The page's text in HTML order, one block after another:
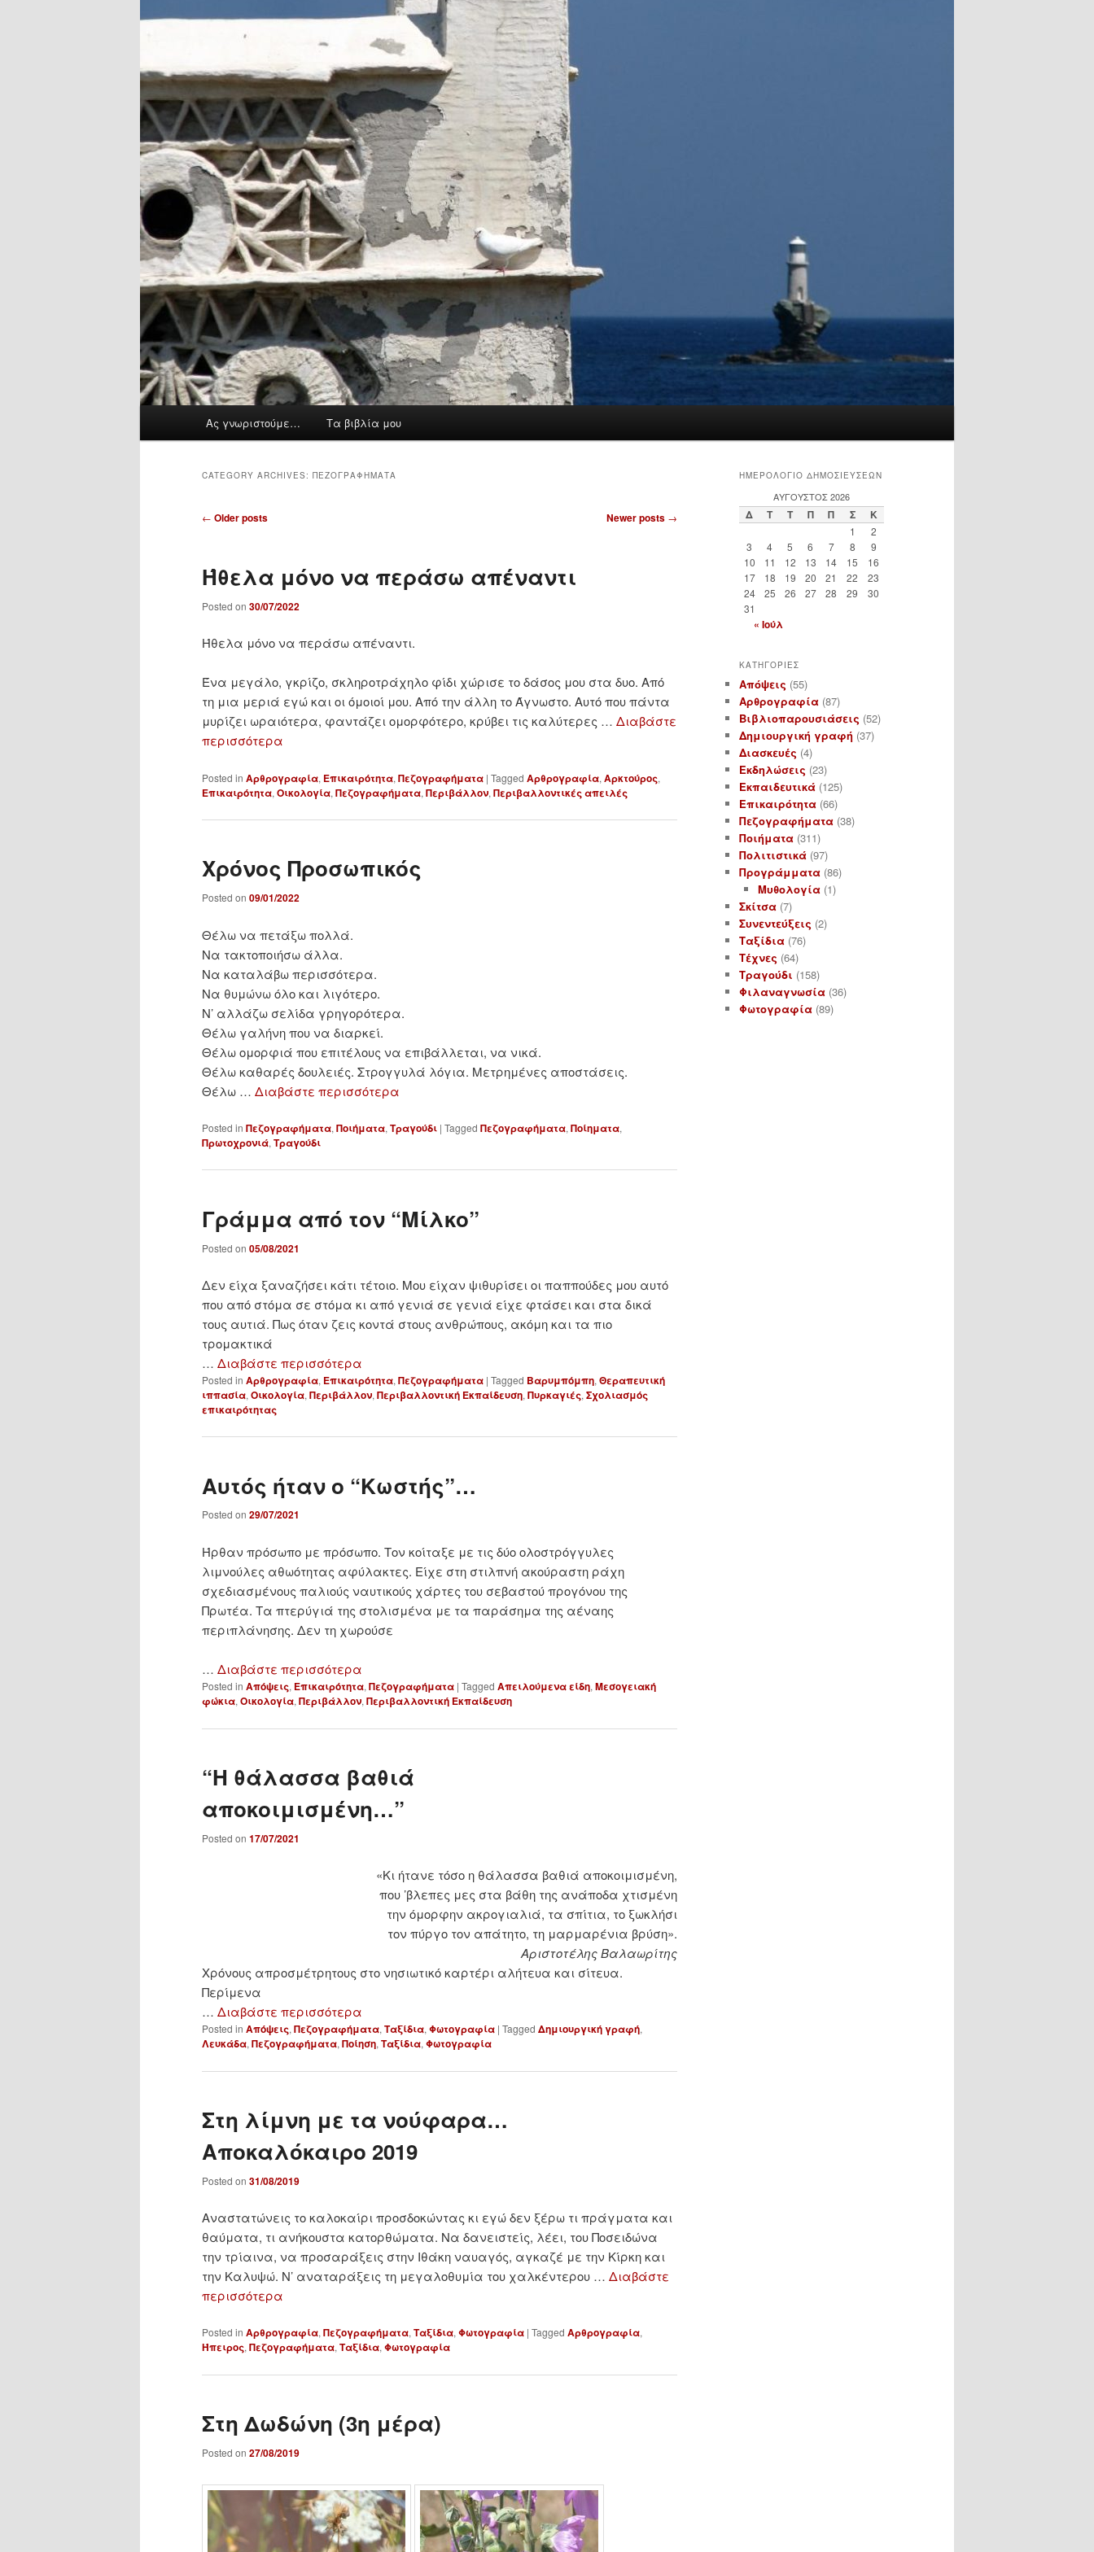
Ας γνωριστούμε… Τα βιβλία μου
CATEGORY ARCHIVES: ΠΕΖΟΓΡΑΦΉΜΑΤΑ
P
t
a
i
a
t
i
o
n
← Older posts Newer posts →
Ήθελα μόνο να περάσω απέναντι
Posted on 30/07/2022
Ήθελα μόνο να περάσω απέναντι.
Ένα μεγάλο, γκρίζο, σκληροτράχηλο φίδι χώρισε το δάσος μου στα δυο. Από
τη μια μεριά εγώ και οι όμοιοί μου. Από την άλλη το Άγνωστο. Αυτό που πάντα
μυρίζει ωραιότερα, φαντάζει ομορφότερο, κρύβει τις καλύτερες … Διαβάστε
περισσότερα
Posted in Αρθρογραφία, Επικαιρότητα, Πεζογραφήματα | Tagged Αρθρογραφία, Αρκτούρος,
Επικαιρότητα, Οικολογία, Πεζογραφήματα, Περιβάλλον, Περιβαλλοντικές απειλές
Χρόνος Προσωπικός
Posted on 09/01/2022
Θέλω να πετάξω πολλά.
Να τακτοποιήσω άλλα.
Να καταλάβω περισσότερα.
Να θυμώνω όλο και λιγότερο.
Ν’ αλλάζω σελίδα γρηγορότερα.
Θέλω γαλήνη που να διαρκεί.
Θέλω ομορφιά που επιτέλους να επιβάλλεται, να νικά.
Θέλω καθαρές δουλειές. Στρογγυλά λόγια. Μετρημένες αποστάσεις.
Θέλω … Διαβάστε περισσότερα
Posted in Πεζογραφήματα, Ποιήματα, Τραγούδι | Tagged Πεζογραφήματα, Ποίηματα,
Πρωτοχρονιά, Τραγούδι
Γράμμα από τον “Μίλκο”
Posted on 05/08/2021
Δεν είχα ξαναζήσει κάτι τέτοιο. Μου είχαν ψιθυρίσει οι παππούδες μου αυτό
που από στόμα σε στόμα κι από γενιά σε γενιά είχε φτάσει και στα δικά
τους αυτιά. Πως όταν ζεις κοντά στους ανθρώπους, ακόμη και τα πιο
τρομακτικά
… Διαβάστε περισσότερα
Posted in Αρθρογραφία, Επικαιρότητα, Πεζογραφήματα | Tagged Βαρυμπόμπη, Θεραπευτική
ιππασία, Οικολογία, Περιβάλλον, Περιβαλλοντική Εκπαίδευση, Πυρκαγιές, Σχολιασμός
επικαιρότητας
Αυτός ήταν ο “Κωστής”…
Posted on 29/07/2021
Ήρθαν πρόσωπο με πρόσωπο. Τον κοίταξε με τις δύο ολοστρόγγυλες
λιμνούλες αθωότητας αφύλακτες. Είχε στη στιλπνή ακούραστη ράχη
σχεδιασμένους παλιούς ναυτικούς χάρτες του σεβαστού προγόνου της
Πρωτέα. Τα πτερύγιά της στολισμένα με τα παράσημα της αέναης
περιπλάνησης. Δεν τη χωρούσε
… Διαβάστε περισσότερα
Posted in Απόψεις, Επικαιρότητα, Πεζογραφήματα | Tagged Απειλούμενα είδη, Μεσογειακή
φώκια, Οικολογία, Περιβάλλον, Περιβαλλοντική Εκπαίδευση
“Η θάλασσα βαθιά
αποκοιμισμένη…”
Posted on 17/07/2021
«Κι ήτανε τόσο η θάλασσα βαθιά αποκοιμισμένη,
που ’βλεπες μες στα βάθη της ανάποδα χτισμένη
την όμορφην ακρογιαλιά, τα σπίτια, το ξωκλήσι
τον πύργο τον απάτητο, τη μαρμαρένια βρύση».
Αριστοτέλης Βαλαωρίτης
Χρόνους απροσμέτρητους στο νησιωτικό καρτέρι αλήτευα και σίτευα.
Περίμενα
… Διαβάστε περισσότερα
Posted in Απόψεις, Πεζογραφήματα, Ταξίδια, Φωτογραφία | Tagged Δημιουργική γραφή,
Λευκάδα, Πεζογραφήματα, Ποίηση, Ταξίδια, Φωτογραφία
Στη λίμνη με τα νούφαρα…
Αποκαλόκαιρο 2019
Posted on 31/08/2019
Αναστατώνεις το καλοκαίρι προσδοκώντας κι εγώ δεν ξέρω τι πράγματα και
θαύματα, τι ανήκουστα κατορθώματα. Να δανειστείς, λέει, του Ποσειδώνα
την τρίαινα, να προσαράξεις στην Ιθάκη ναυαγός, αγκαζέ με την Κίρκη και
την Καλυψώ. Ν’ αναταράξεις τη μεγαλοθυμία του χαλκέντερου … Διαβάστε
περισσότερα
Posted in Αρθρογραφία,Πεζογραφήματα,Ταξίδια,Φωτογραφία | Tagged Αρθρογραφία,
Ήπειρος,Πεζογραφήματα,Ταξίδια,Φωτογραφία
Στη Δωδώνη (3η μέρα)
Posted on 27/08/2019
ΗΜΕΡΟΛΟΓΙΟ ΔΗΜΟΣΙΕΥΣΕΩΝ
ΑΎΓΟΥΣΤΟΣ 2026
Δ Τ Τ Π Π Σ Κ
1
2
3
4 5 6 7 8
9
10
11 12 13 14 15
16
17
18 19 20 21 22
23
24
25 26 27 28 29
30
31
« Ιούλ
ΚΑΤΗΓΟΡΙΕΣ
Απόψεις (55)
Αρθρογραφία (87)
Βιβλιοπαρουσιάσεις (52)
Δημιουργική γραφή (37)
Διασκευές (4)
Εκδηλώσεις (23)
Εκπαιδευτικά (125)
Επικαιρότητα (66)
Πεζογραφήματα (38)
Ποιήματα (311)
Πολιτιστικά (97)
Προγράμματα (86)
Μυθολογία(1)
Σκίτσα (7)
Συνεντεύξεις (2)
Ταξίδια (76)
Τέχνες (64)
Τραγούδι (158)
Φιλαναγνωσία (36)
Φωτογραφία (89)